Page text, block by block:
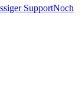
SupportNoch